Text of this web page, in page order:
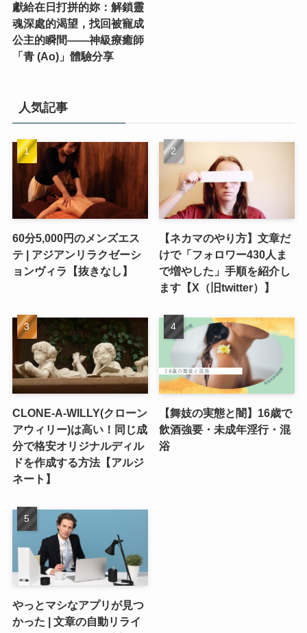
獻給在日打拼的妳：解鎖靈
魂深處的渴望，找回被寵成
公主的瞬間——神級療癒師
「青 (Ao)」體驗分享
人気記事
60分5,000円のメンズエス
テ | アジアンリラクゼーシ
ョンヴィラ【抜きなし】
【ネカマのやり方】文章だ
けで「フォロワー430人ま
で増やした」手順を紹介し
ます【X（旧twitter）】
CLONE-A-WILLY(クローン
アウィリー)は高い！同じ成
分で格安オリジナルディル
ドを作成する方法【アルジ
ネート】
【舞妓の実態と闇】16歳で
飲酒強要・未成年淫行・混
浴
やっとマシなアプリが見つ
かった | 文章の自動リライ